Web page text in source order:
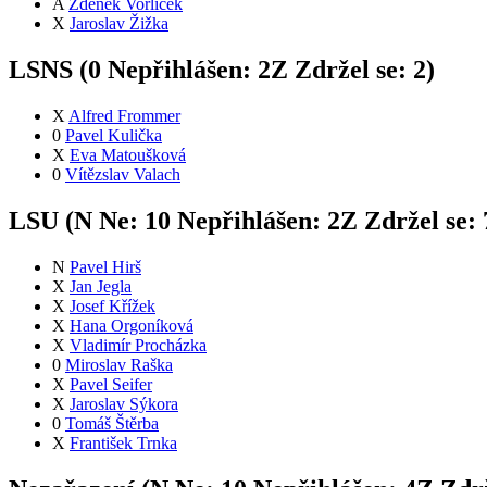
A Zdeněk Vorlíček
X Jaroslav Žižka
LSNS (0 Nepřihlášen: 2Z Zdržel se: 2)
X Alfred Frommer
0 Pavel Kulička
X Eva Matoušková
0 Vítězslav Valach
LSU (N Ne: 10 Nepřihlášen: 2Z Zdržel se:
N Pavel Hirš
X Jan Jegla
X Josef Křížek
X Hana Orgoníková
X Vladimír Procházka
0 Miroslav Raška
X Pavel Seifer
X Jaroslav Sýkora
0 Tomáš Štěrba
X František Trnka